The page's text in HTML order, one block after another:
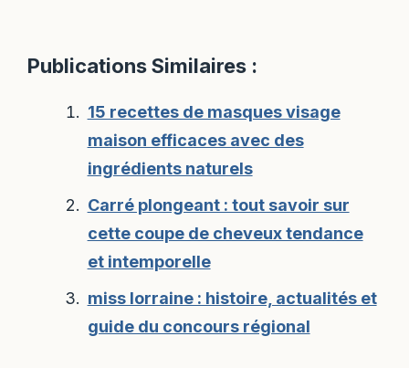
Publications Similaires :
15 recettes de masques visage
maison efficaces avec des
ingrédients naturels
Carré plongeant : tout savoir sur
cette coupe de cheveux tendance
et intemporelle
miss lorraine : histoire, actualités et
guide du concours régional